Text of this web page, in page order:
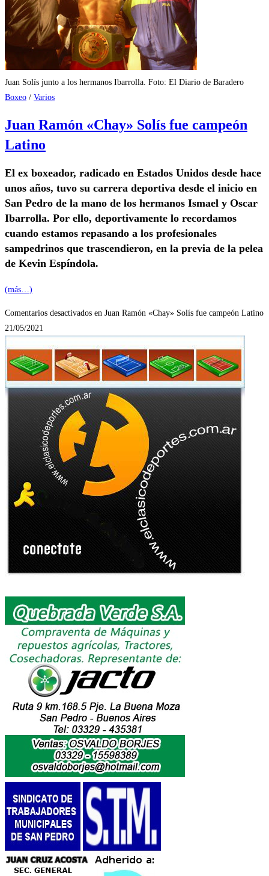
Juan Solís junto a los hermanos Ibarrolla. Foto: El Diario de Baradero
Boxeo / Varios
Juan Ramón «Chay» Solís fue campeón
Latino
El ex boxeador, radicado en Estados Unidos desde hace
unos años, tuvo su carrera deportiva desde el inicio en
San Pedro de la mano de los hermanos Ismael y Oscar
Ibarrolla. Por ello, deportivamente lo recordamos
cuando estamos repasando a los profesionales
sampedrinos que trascendieron, en la previa de la pelea
de Kevin Espíndola.
(más…)
Comentarios desactivados en Juan Ramón «Chay» Solís fue campeón Latino
21/05/2021